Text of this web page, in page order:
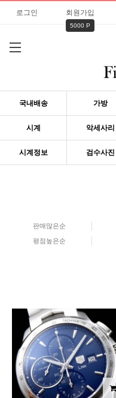
로그인 회원가입
5000 P
국내배송 가방
시계 악세사리
시계정보 검수사진
판매많은순
평점높은순